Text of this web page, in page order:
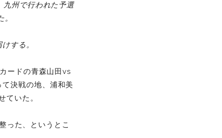
九州で行われた予選
する。
ードの青森山田vs
決戦の地、浦和美
ていた。
った、というとこ